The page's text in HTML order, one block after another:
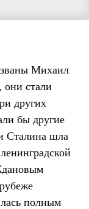
Михаил
стали
других
бы другие
Сталина шла
полным